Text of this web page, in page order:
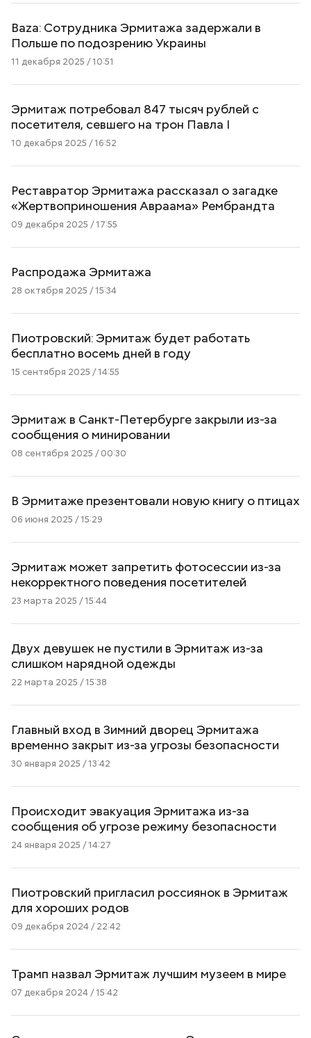
Baza: Сотрудника Эрмитажа задержали в
Польше по подозрению Украины
11 декабря 2025 / 10:51
Эрмитаж потребовал 847 тысяч рублей с
посетителя, севшего на трон Павла I
10 декабря 2025 / 16:52
Реставратор Эрмитажа рассказал о загадке
«Жертвоприношения Авраама» Рембрандта
09 декабря 2025 / 17:55
Распродажа Эрмитажа
28 октября 2025 / 15:34
Пиотровский: Эрмитаж будет работать
бесплатно восемь дней в году
15 сентября 2025 / 14:55
Эрмитаж в Санкт-Петербурге закрыли из-за
сообщения о минировании
08 сентября 2025 / 00:30
В Эрмитаже презентовали новую книгу о птицах
06 июня 2025 / 15:29
Эрмитаж может запретить фотосессии из-за
некорректного поведения посетителей
23 марта 2025 / 15:44
Двух девушек не пустили в Эрмитаж из-за
слишком нарядной одежды
22 марта 2025 / 15:38
Главный вход в Зимний дворец Эрмитажа
временно закрыт из-за угрозы безопасности
30 января 2025 / 13:42
Происходит эвакуация Эрмитажа из-за
сообщения об угрозе режиму безопасности
24 января 2025 / 14:27
Пиотровский пригласил россиянок в Эрмитаж
для хороших родов
09 декабря 2024 / 22:42
Трамп назвал Эрмитаж лучшим музеем в мире
07 декабря 2024 / 15:42